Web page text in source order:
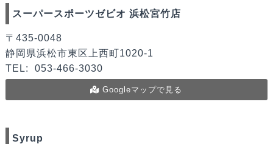
スーパースポーツゼビオ 浜松宮竹店
〒435-0048
静岡県浜松市東区上西町1020-1
TEL:
053-466-3030
Googleマップで見る
Syrup